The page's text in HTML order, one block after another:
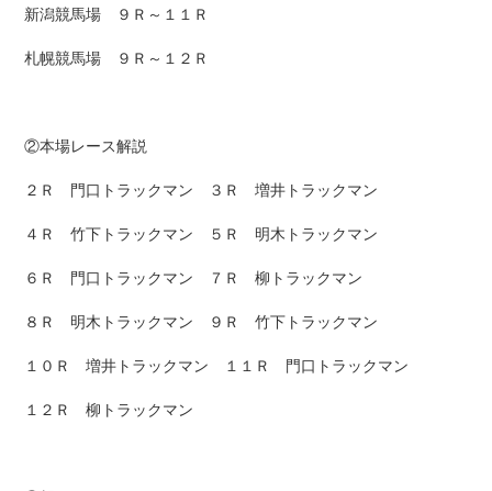
新潟競馬場 ９Ｒ～１１Ｒ
札幌競馬場 ９Ｒ～１２Ｒ
②本場レース解説
２Ｒ 門口トラックマン ３Ｒ 増井トラックマン
４Ｒ 竹下トラックマン ５Ｒ 明木トラックマン
６Ｒ 門口トラックマン ７Ｒ 柳トラックマン
８Ｒ 明木トラックマン ９Ｒ 竹下トラックマン
１０Ｒ 増井トラックマン １１Ｒ 門口トラックマン
１２Ｒ 柳トラックマン